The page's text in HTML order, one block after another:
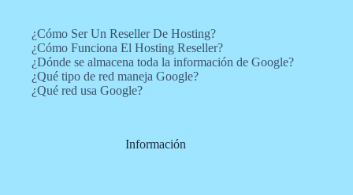
¿Cómo Ser Un Reseller De Hosting?
¿Cómo Funciona El Hosting Reseller?
¿Dónde se almacena toda la información de Google?
¿Qué tipo de red maneja Google?
¿Qué red usa Google?
Información